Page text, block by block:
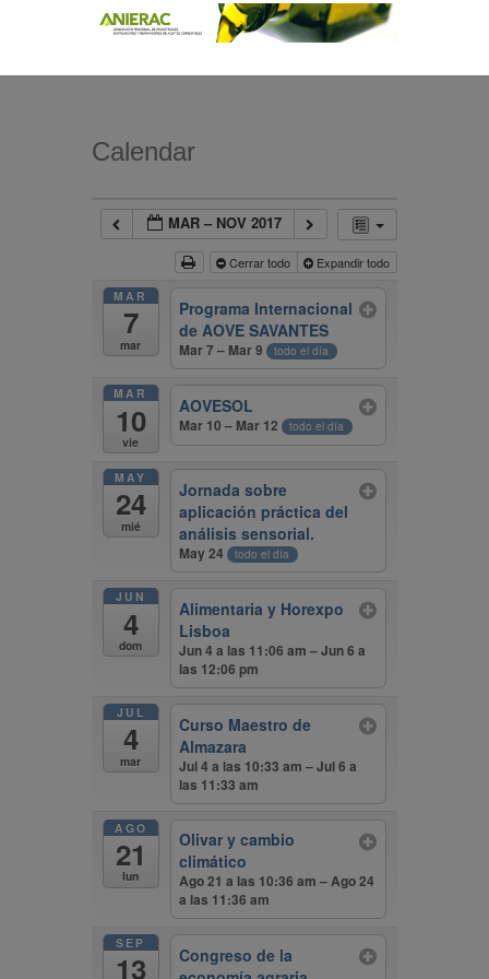
Calendar
MAR – NOV 2017
Cerrar todo Expandir todo
MAR
7
mar
Programa Internacional
de AOVE SAVANTES
Mar 7 – Mar 9 todo el día
MAR
10
vie
AOVESOL
Mar 10 – Mar 12 todo el día
MAY
24
mié
Jornada sobre
aplicación práctica del
análisis sensorial.
May 24 todo el día
JUN
4
dom
Alimentaria y Horexpo
Lisboa
Jun 4 a las 11:06 am – Jun 6 a
las 12:06 pm
JUL
4
mar
Curso Maestro de
Almazara
Jul 4 a las 10:33 am – Jul 6 a
las 11:33 am
AGO
21
lun
Olivar y cambio
climático
Ago 21 a las 10:36 am – Ago 24
a las 11:36 am
SEP
13
Congreso de la